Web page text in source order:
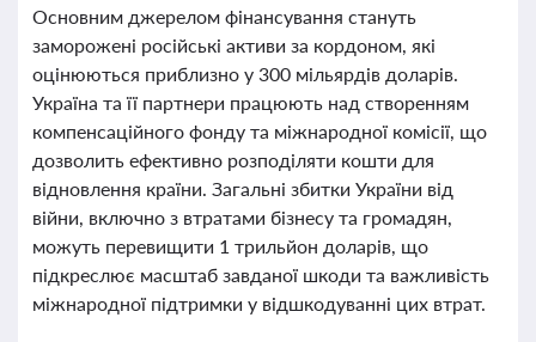
Основним джерелом фінансування стануть
заморожені російські активи за кордоном, які
оцінюються приблизно у 300 мільярдів доларів.
Україна та її партнери працюють над створенням
компенсаційного фонду та міжнародної комісії, що
дозволить ефективно розподіляти кошти для
відновлення країни. Загальні збитки України від
війни, включно з втратами бізнесу та громадян,
можуть перевищити 1 трильйон доларів, що
підкреслює масштаб завданої шкоди та важливість
міжнародної підтримки у відшкодуванні цих втрат.